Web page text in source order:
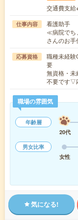
交通費支給
仕事内容
看護助手
≪病院でち
さんのお
応募資格
職種未経験
要
無資格・
不要です▽
職場の雰囲気
年齢層
20代
男女比率
女性
気になる!